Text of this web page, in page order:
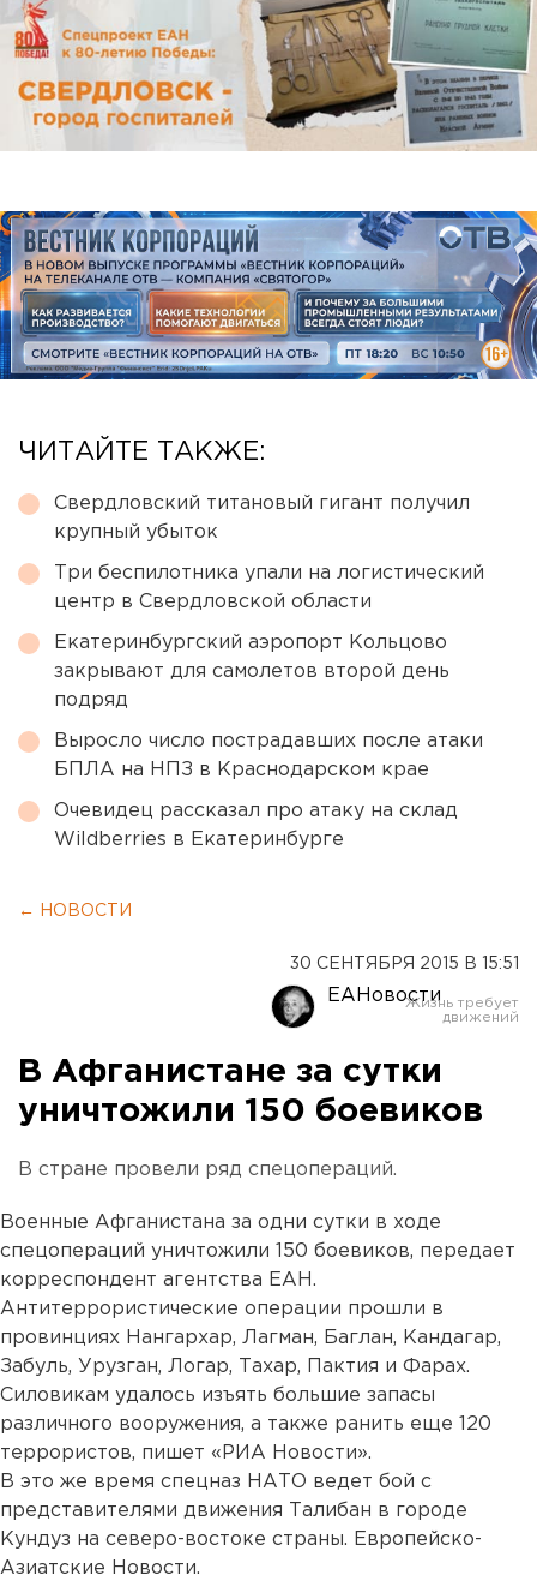
ЧИТАЙТЕ ТАКЖЕ:
Свердловский титановый гигант получил
крупный убыток
Три беспилотника упали на логистический
центр в Свердловской области
Екатеринбургский аэропорт Кольцово
закрывают для самолетов второй день
подряд
Выросло число пострадавших после атаки
БПЛА на НПЗ в Краснодарском крае
Очевидец рассказал про атаку на склад
Wildberries в Екатеринбурге
← НОВОСТИ
30 СЕНТЯБРЯ 2015 В 15:51
ЕАНовости
В Афганистане за сутки
уничтожили 150 боевиков
В стране провели ряд спецопераций.
Военные Афганистана за одни сутки в ходе
спецопераций уничтожили 150 боевиков, передает
корреспондент агентства ЕАН.
Антитеррористические операции прошли в
провинциях Нангархар, Лагман, Баглан, Кандагар,
Забуль, Урузган, Логар, Тахар, Пактия и Фарах.
Силовикам удалось изъять большие запасы
различного вооружения, а также ранить еще 120
террористов, пишет «РИА Новости».
В это же время спецназ НАТО ведет бой с
представителями движения Талибан в городе
Кундуз на северо-востоке страны. Европейско-
Азиатские Новости.